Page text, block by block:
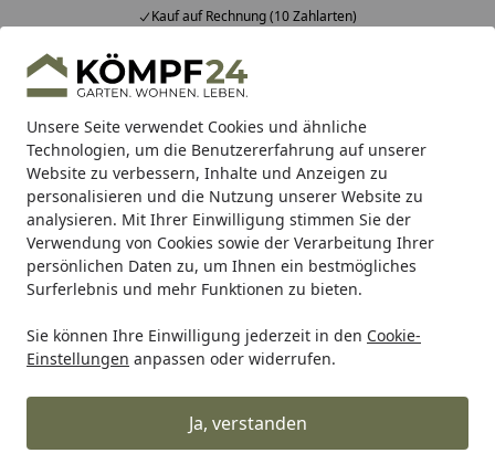
Unsere Seite verwendet Cookies und ähnliche
Technologien, um die Benutzererfahrung auf unserer
Website zu verbessern, Inhalte und Anzeigen zu
personalisieren und die Nutzung unserer Website zu
analysieren. Mit Ihrer Einwilligung stimmen Sie der
Verwendung von Cookies sowie der Verarbeitung Ihrer
persönlichen Daten zu, um Ihnen ein bestmögliches
Surferlebnis und mehr Funktionen zu bieten.
Sie können Ihre Einwilligung jederzeit in den Cookie-
Einstellungen anpassen oder widerrufen.
Ja, verstanden
Kauf auf Rechnung (10 Zahlarten)
Alle Produkte
Mein Konto
Suchen
Startseite
Garten Gartengeräte & Gartenmaschinen
Wasserpumpe
Wählen Sie Ihre Wunschkategorie